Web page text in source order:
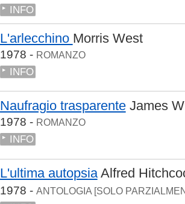
INFO
L'arlecchino Morris West
1978 - ROMANZO
INFO
Naufragio trasparente James
1978 - ROMANZO
INFO
L'ultima autopsia Alfred
1978 - ANTOLOGIA [SOLO